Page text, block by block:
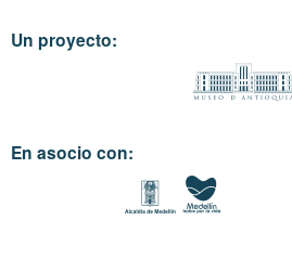
Un proyecto:
En asocio con: